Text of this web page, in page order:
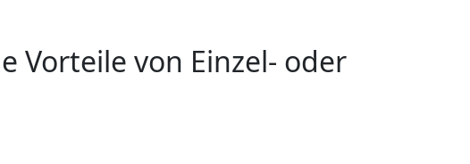
Vorteile von Einzel- oder